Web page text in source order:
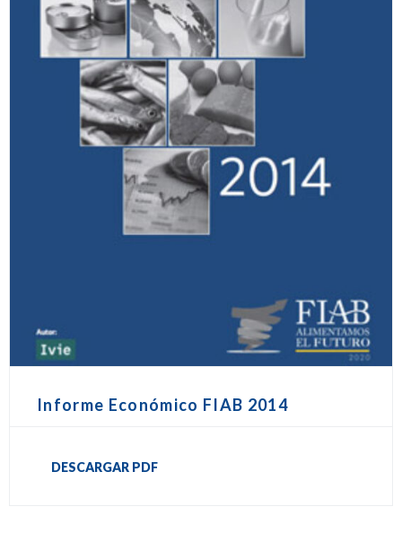
Informe Económico FIAB 2014
DESCARGAR PDF